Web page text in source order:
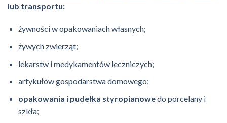
lub transportu:
żywności w opakowaniach własnych;
żywych zwierząt;
lekarstw i medykamentów leczniczych;
artykułów gospodarstwa domowego;
opakowania i pudełka styropianowedo porcelany i
szkła;